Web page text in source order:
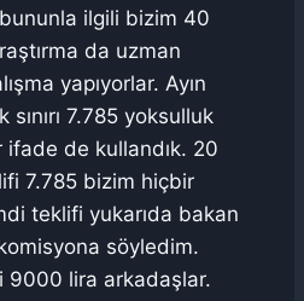
ilgili bizim 40
da uzman
yapıyorlar. Ayın
sınırı 7.785 yoksulluk
de kullandık. 20
7.785 bizim hiçbir
teklifi yukarıda bakan
söyledim.
9000 lira arkadaşlar.